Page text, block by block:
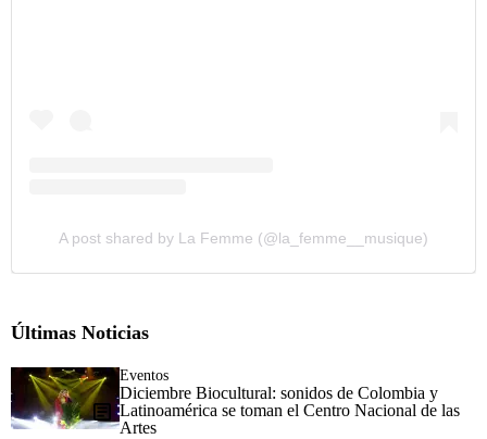
A post shared by La Femme (@la_femme__musique)
Últimas Noticias
Eventos
Diciembre Biocultural: sonidos de Colombia y
Latinoamérica se toman el Centro Nacional de las
Artes